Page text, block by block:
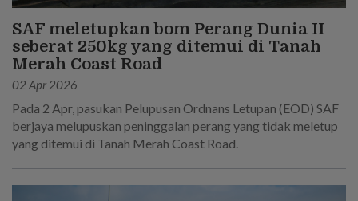
SAF meletupkan bom Perang Dunia II
seberat 250kg yang ditemui di Tanah
Merah Coast Road
02 Apr 2026
Pada 2 Apr, pasukan Pelupusan Ordnans Letupan (EOD) SAF
berjaya melupuskan peninggalan perang yang tidak meletup
yang ditemui di Tanah Merah Coast Road.